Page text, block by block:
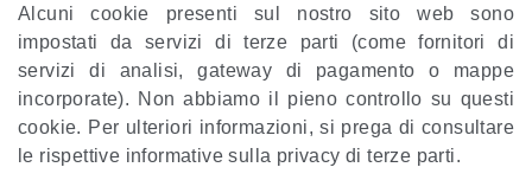
Alcuni cookie presenti sul nostro sito web sono
impostati da servizi di terze parti (come fornitori di
servizi di analisi, gateway di pagamento o mappe
incorporate). Non abbiamo il pieno controllo su questi
cookie. Per ulteriori informazioni, si prega di consultare
le rispettive informative sulla privacy di terze parti.